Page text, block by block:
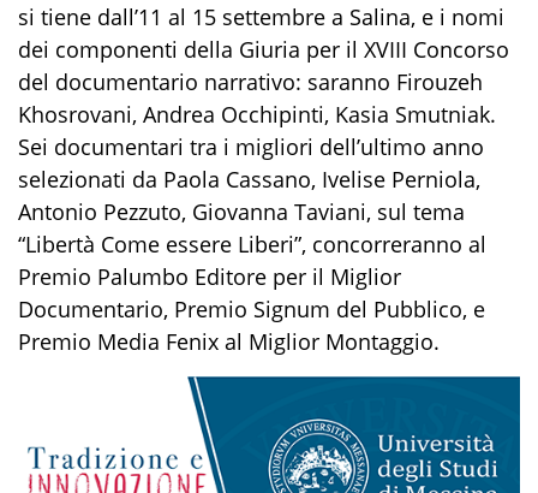
si tiene dall’11 al 15 settembre a Salina, e i nomi
dei componenti della Giuria per il XVIII Concorso
del documentario narrativo: saranno Firouzeh
Khosrovani, Andrea Occhipinti, Kasia Smutniak.
Sei documentari tra i migliori dell’ultimo anno
selezionati da Paola Cassano, Ivelise Perniola,
Antonio Pezzuto, Giovanna Taviani, sul tema
“Libertà Come essere Liberi”, concorreranno al
Premio Palumbo Editore per il Miglior
Documentario, Premio Signum del Pubblico, e
Premio Media Fenix al Miglior Montaggio.